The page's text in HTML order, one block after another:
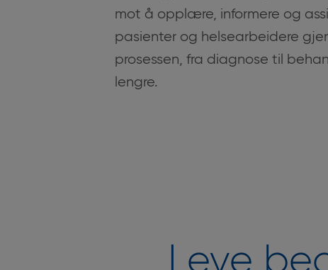
mot å opplære, informere og
pasienter og helsearbeidere
prosessen, fra diagnose til
lengre.
Leve